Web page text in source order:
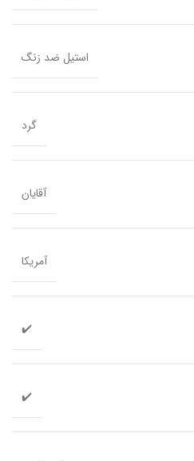
استیل ضد زنگ
گرد
آقایان
آمریکا
✔️
✔️